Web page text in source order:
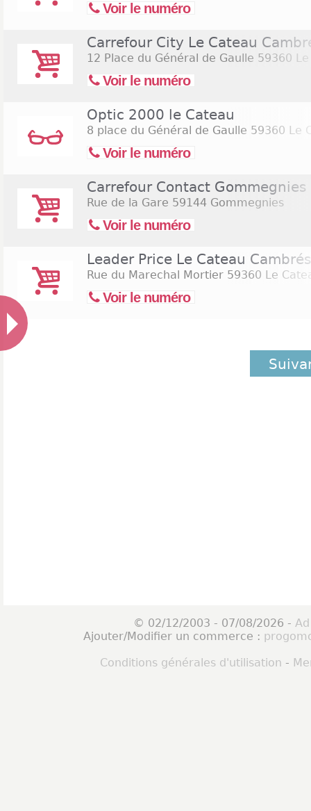
Voir le numéro
Carrefour City Le Cateau
12 Place du Général de Gaulle 59360
Voir le numéro
Optic 2000 le Cateau
8 place du Général de Gaulle 59360 Le
Voir le numéro
Carrefour Contact Gommegnies
Rue de la Gare 59144 Gommegnies
Voir le numéro
Leader Price Le Cateau
Rue du Marechal Mortier 59360 Le
Voir le numéro
© 02/12/2003 - 07/08/2026 -
Ajouter/Modifier un commerce :
Conditions générales d'utilisation -